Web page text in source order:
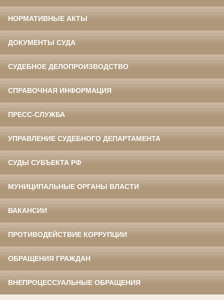
НОРМАТИВНЫЕ АКТЫ
ДОКУМЕНТЫ СУДА
СУДЕБНОЕ ДЕЛОПРОИЗВОДСТВО
СПРАВОЧНАЯ ИНФОРМАЦИЯ
ПРЕСС-СЛУЖБА
УПРАВЛЕНИЕ СУДЕБНОГО ДЕПАРТАМЕНТА
СУДЫ СУБЪЕКТА РФ
МУНИЦИПАЛЬНЫЕ ОРГАНЫ ВЛАСТИ
ВАКАНСИИ
ПРОТИВОДЕЙСТВИЕ КОРРУПЦИИ
ОБРАЩЕНИЯ ГРАЖДАН
ВНЕПРОЦЕССУАЛЬНЫЕ ОБРАЩЕНИЯ